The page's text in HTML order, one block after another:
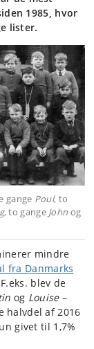
1985, hvor
lister.
gange Poul, to
, to gange John og
mindre
fra Danmarks
blev de
og Louise–
halvdel af 2016
givet til 1,7%